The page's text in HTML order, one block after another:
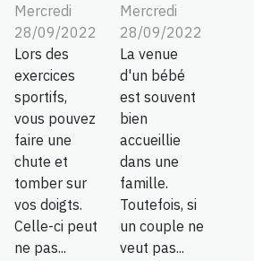
Mercredi
28/09/2022
Lors des
exercices
sportifs,
vous pouvez
faire une
chute et
tomber sur
vos doigts.
Celle-ci peut
ne pas...
Mercredi
28/09/2022
La venue
d'un bébé
est souvent
bien
accueillie
dans une
famille.
Toutefois, si
un couple ne
veut pas...